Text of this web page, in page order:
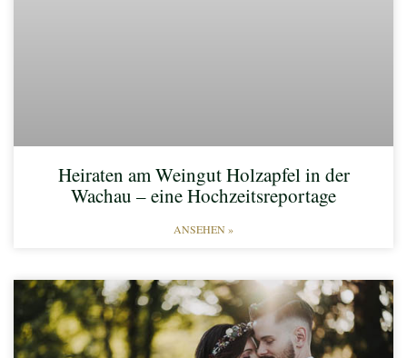
Heiraten am Weingut Holzapfel in der
Wachau – eine Hochzeitsreportage
ANSEHEN »